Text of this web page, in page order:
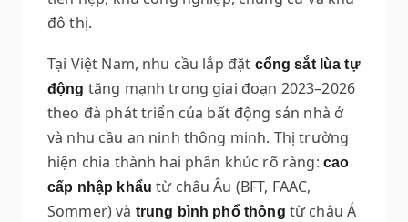
đô thị.
Tại Việt Nam, nhu cầu lắp đặt cổng sắt lùa tự
động tăng mạnh trong giai đoạn 2023–2026
theo đà phát triển của bất động sản nhà ở
và nhu cầu an ninh thông minh. Thị trường
hiện chia thành hai phân khúc rõ ràng: cao
cấp nhập khẩu từ châu Âu (BFT, FAAC,
Sommer) và trung bình phổ thông từ châu Á